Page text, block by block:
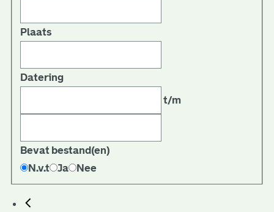
Plaats
Datering
t/m
Bevat bestand(en)
N.v.t
Ja Nee